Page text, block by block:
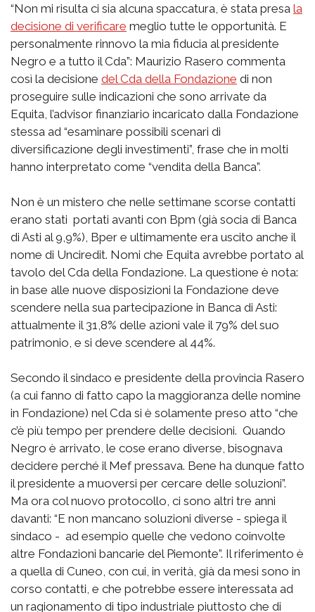
“Non mi risulta ci sia alcuna spaccatura, è stata presa la
decisione di verificare meglio tutte le opportunità. E
personalmente rinnovo la mia fiducia al presidente
Negro e a tutto il Cda”: Maurizio Rasero commenta
così la decisione del Cda della Fondazione di non
proseguire sulle indicazioni che sono arrivate da
Equita, l’advisor finanziario incaricato dalla Fondazione
stessa ad “esaminare possibili scenari di
diversificazione degli investimenti”, frase che in molti
hanno interpretato come “vendita della Banca”.
Non è un mistero che nelle settimane scorse contatti
erano stati portati avanti con Bpm (già socia di Banca
di Asti al 9,9%), Bper e ultimamente era uscito anche il
nome di Unciredit. Nomi che Equita avrebbe portato al
tavolo del Cda della Fondazione. La questione è nota:
in base alle nuove disposizioni la Fondazione deve
scendere nella sua partecipazione in Banca di Asti:
attualmente il 31,8% delle azioni vale il 79% del suo
patrimonio, e si deve scendere al 44%.
Secondo il sindaco e presidente della provincia Rasero
(a cui fanno di fatto capo la maggioranza delle nomine
in Fondazione) nel Cda si è solamente preso atto “che
c’è più tempo per prendere delle decisioni. Quando
Negro è arrivato, le cose erano diverse, bisognava
decidere perché il Mef pressava. Bene ha dunque fatto
il presidente a muoversi per cercare delle soluzioni”.
Ma ora col nuovo protocollo, ci sono altri tre anni
davanti: “E non mancano soluzioni diverse - spiega il
sindaco - ad esempio quelle che vedono coinvolte
altre Fondazioni bancarie del Piemonte”. Il riferimento è
a quella di Cuneo, con cui, in verità, già da mesi sono in
corso contatti, e che potrebbe essere interessata ad
un ragionamento di tipo industriale piuttosto che di